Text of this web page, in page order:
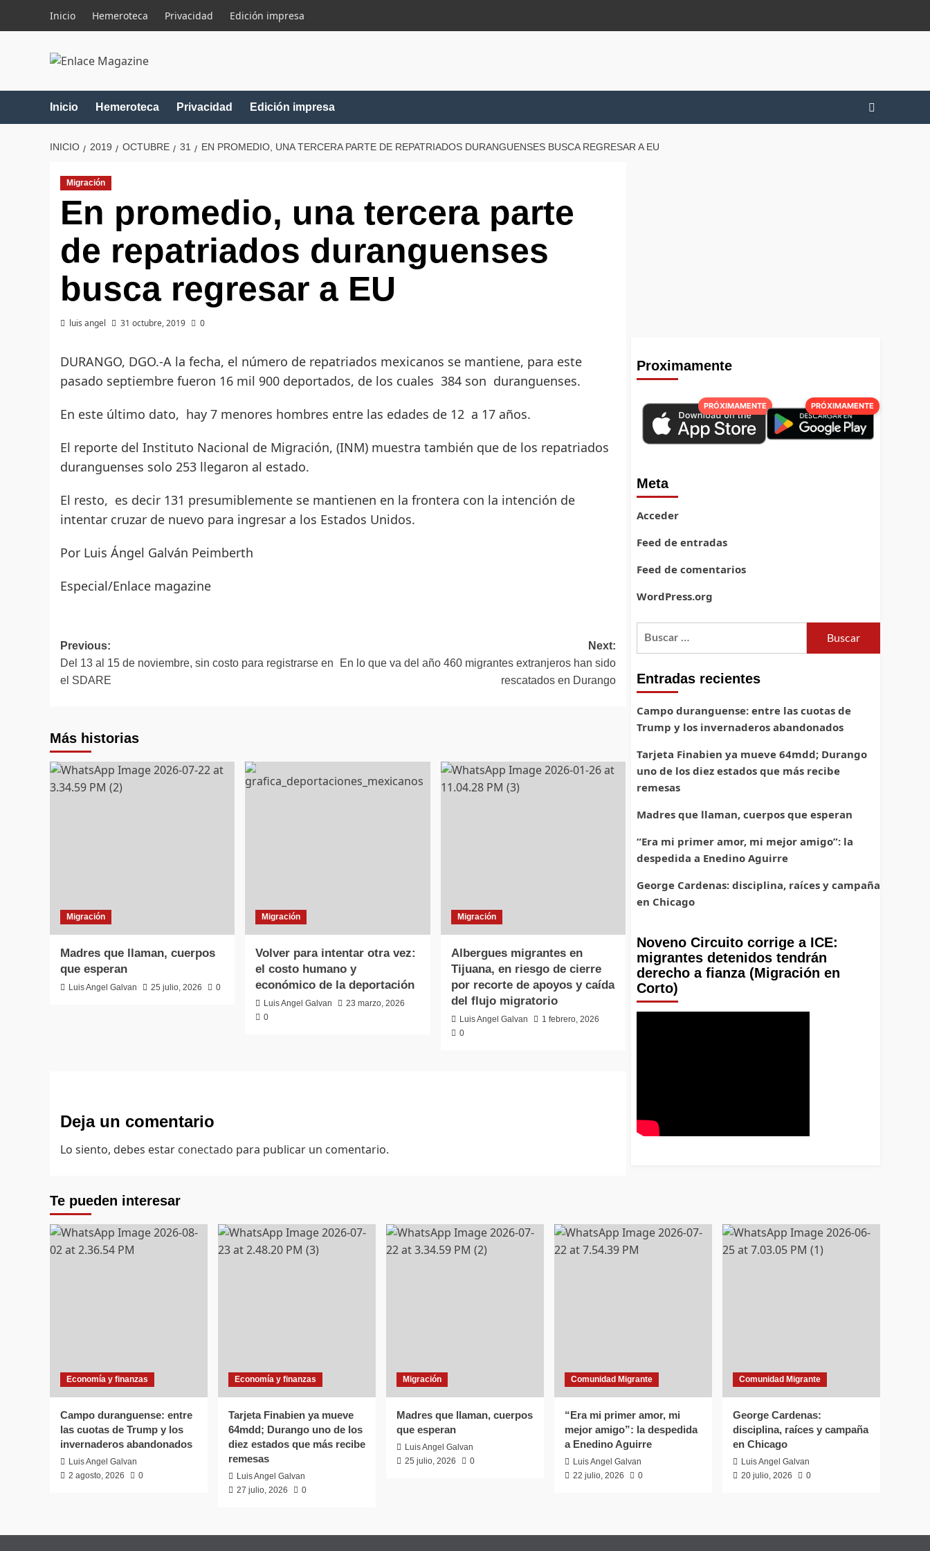
Inicio Hemeroteca Privacidad Edición impresa
Inicio Hemeroteca Privacidad Edición impresa
INICIO 2019 OCTUBRE 31 EN PROMEDIO, UNA TERCERA PARTE DE REPATRIADOS DURANGUENSES BUSCA REGRESAR A EU
Migración
En promedio, una tercera parte
de repatriados duranguenses
busca regresar a EU
luis angel 31 octubre, 2019 0
DURANGO, DGO.-A la fecha, el número de repatriados mexicanos se mantiene, para este
pasado septiembre fueron 16 mil 900 deportados, de los cuales 384 son duranguenses.
En este último dato, hay 7 menores hombres entre las edades de 12 a 17 años.
El reporte del Instituto Nacional de Migración, (INM) muestra también que de los repatriados
duranguenses solo 253 llegaron al estado.
El resto, es decir 131 presumiblemente se mantienen en la frontera con la intención de
intentar cruzar de nuevo para ingresar a los Estados Unidos.
Por Luis Ángel Galván Peimberth
Especial/Enlace magazine
Post
navigation
Previous:
Del 13 al 15 de noviembre, sin costo para registrarse en
el SDARE
Next:
En lo que va del año 460 migrantes extranjeros han sido
rescatados en Durango
Más historias
Migración
Madres que llaman, cuerpos
que esperan
Luis Angel Galvan 25 julio, 2026 0
Migración
Volver para intentar otra vez:
el costo humano y
económico de la deportación
Luis Angel Galvan
23 marzo, 2026
0
Migración
Albergues migrantes en
Tijuana, en riesgo de cierre
por recorte de apoyos y caída
del flujo migratorio
Luis Angel Galvan
1 febrero, 2026
0
Deja un comentario
Lo siento, debes estar conectado para publicar un comentario.
Proximamente
PRÓXIMAMENTE PRÓXIMAMENTE
Meta
Acceder
Feed de entradas
Feed de comentarios
WordPress.org
Buscar:
Entradas recientes
Campo duranguense: entre las cuotas de
Trump y los invernaderos abandonados
Tarjeta Finabien ya mueve 64mdd; Durango
uno de los diez estados que más recibe
remesas
Madres que llaman, cuerpos que esperan
“Era mi primer amor, mi mejor amigo”: la
despedida a Enedino Aguirre
George Cardenas: disciplina, raíces y campaña
en Chicago
Noveno Circuito corrige a ICE:
migrantes detenidos tendrán
derecho a fianza (Migración en
Corto)
Te pueden interesar
Economía y finanzas
Campo duranguense: entre
las cuotas de Trump y los
invernaderos abandonados
Luis Angel Galvan
2 agosto, 2026
0
Economía y finanzas
Tarjeta Finabien ya mueve
64mdd; Durango uno de los
diez estados que más recibe
remesas
Luis Angel Galvan
27 julio, 2026
0
Migración
Madres que llaman, cuerpos
que esperan
Luis Angel Galvan
25 julio, 2026
0
Comunidad Migrante
“Era mi primer amor, mi
mejor amigo”: la despedida
a Enedino Aguirre
Luis Angel Galvan
22 julio, 2026
0
Comunidad Migrante
George Cardenas:
disciplina, raíces y campaña
en Chicago
Luis Angel Galvan
20 julio, 2026
0